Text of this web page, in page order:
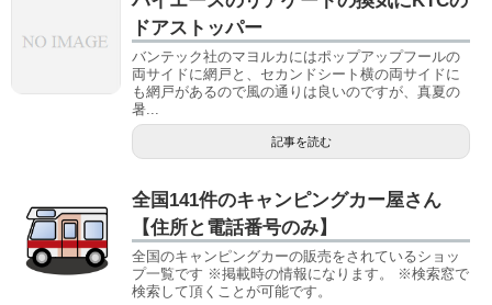
ドアストッパー
バンテック社のマヨルカにはポップアップフールの
両サイドに網戸と、セカンドシート横の両サイドに
も網戸があるので風の通りは良いのですが、真夏の
暑...
記事を読む
全国141件のキャンピングカー屋さん
【住所と電話番号のみ】
全国のキャンピングカーの販売をされているショッ
プ一覧です ※掲載時の情報になります。 ※検索窓で
検索して頂くことが可能です。